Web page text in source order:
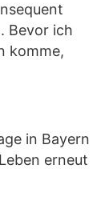
Bevor ich
komme,
in Bayern
erneut